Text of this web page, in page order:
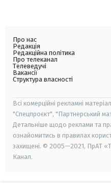
Про нас
Редакція
Редакційна політика
Про телеканал
Телеведучі
Вакансії
Структура власності
Всі комерційні рекламні
"Спецпроєкт", "Партнерський
Детальніше щодо реклами та
ознайомитись в правилах
захищені. © 2005—2021, ПрАТ
Канал.